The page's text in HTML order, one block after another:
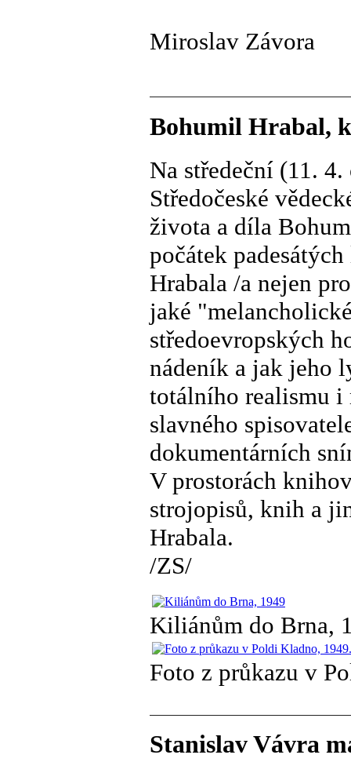
Miroslav Závora
Bohumil Hrabal,
Na středeční (11.
Středočeské
života a díla
počátek
Hrabala /a nejen
jaké
středoevropských
nádeník a jak jeho
totálního realismu i
slavného
dokumentárních
V prostorách
strojopisů, knih a
Hrabala.
/ZS/
Kiliánům do Brna,
Foto z průkazu v
Stanislav Vávra